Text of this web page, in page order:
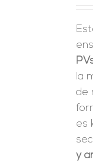
la
de
es
y